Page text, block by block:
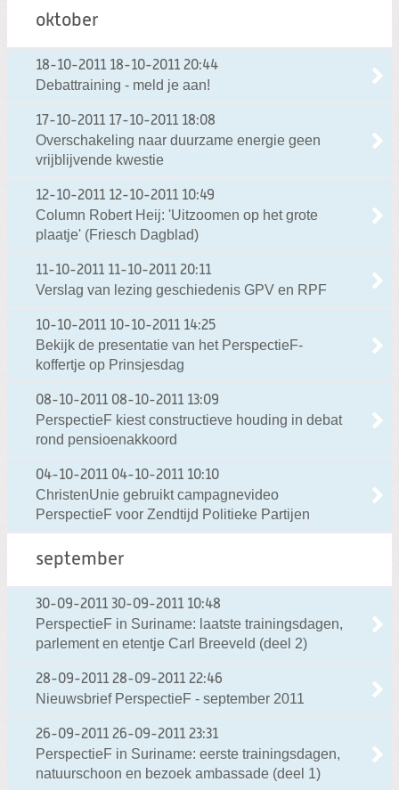
oktober
18-10-2011 18-10-2011 20:44
Debattraining - meld je aan!
17-10-2011 17-10-2011 18:08
Overschakeling naar duurzame energie geen
vrijblijvende kwestie
12-10-2011 12-10-2011 10:49
Column Robert Heij: 'Uitzoomen op het grote
plaatje' (Friesch Dagblad)
11-10-2011 11-10-2011 20:11
Verslag van lezing geschiedenis GPV en RPF
10-10-2011 10-10-2011 14:25
Bekijk de presentatie van het PerspectieF-
koffertje op Prinsjesdag
08-10-2011 08-10-2011 13:09
PerspectieF kiest constructieve houding in debat
rond pensioenakkoord
04-10-2011 04-10-2011 10:10
ChristenUnie gebruikt campagnevideo
PerspectieF voor Zendtijd Politieke Partijen
september
30-09-2011 30-09-2011 10:48
PerspectieF in Suriname: laatste trainingsdagen,
parlement en etentje Carl Breeveld (deel 2)
28-09-2011 28-09-2011 22:46
Nieuwsbrief PerspectieF - september 2011
26-09-2011 26-09-2011 23:31
PerspectieF in Suriname: eerste trainingsdagen,
natuurschoon en bezoek ambassade (deel 1)